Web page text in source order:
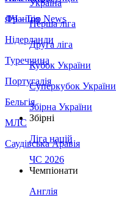
Франція
Нідерланди
Туреччина
Португалія
Бельгія
МЛС
Саудівська Аравія
ЛЧ - Top News
Україна
Перша ліга
Друга ліга
Кубок України
Суперкубок України
Збірна України
Збірні
Ліга націй
ЧС 2026
Чемпіонати
Англія